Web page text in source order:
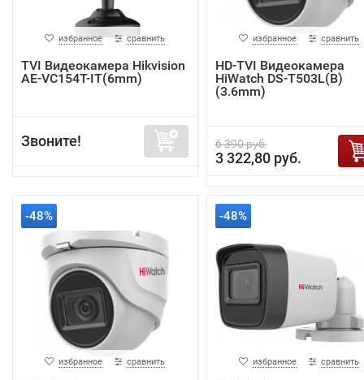
избранное сравнить
TVI Видеокамера Hikvision
AE-VC154T-IT(6mm)
Звоните!
избранное сравнить
HD-TVI Видеокамера
HiWatch DS-T503L(B)
(3.6mm)
6 390 руб.
3 322,80 руб.
-48%
избранное сравнить
-48%
избранное сравнить